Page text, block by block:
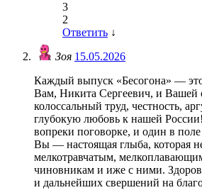
3
2
Ответить ↓
Зоя 15.05.2026
Каждый выпуск «Бесогона» —
Вам, Никита Сергеевич, и Вашей
колоссальный труд, честность,
глубокую любовь к нашей
вопреки поговорке, и один в
Вы — настоящая глыба, которая
мелкотравчатым,
чиновникам и иже с ними.
и дальнейших свершений на